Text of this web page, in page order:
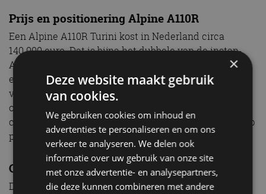
Prijs en positionering Alpine A110R
Een Alpine A110R Turini kost in Nederland circa
140.000 euro. Dat is bijna het dubbele van de instap-
A110 met 185 kW (252 pk), die begint bij zo’n 78.000
euro. Maar je krijgt er wel een compleet andere auto
voor terug. Niet alleen in prestaties en beleving, maar
ook in uitstraling. De A110R is exclusief, rauw en
compromisloos. Een nichemodel voor een kleine groep
puristen. Precies dat maakt ‘m zo bijzonder.
Conclusie review Alpine A110R: pure vrijheid
De Alpine A110R Turini is geen auto voor iedereen.
×
Deze website maakt gebruik
van cookies.
We gebruiken cookies om inhoud en
advertenties te personaliseren en om ons
verkeer te analyseren. We delen ook
informatie over uw gebruik van onze site
met onze advertentie- en analysepartners,
die deze kunnen combineren met andere